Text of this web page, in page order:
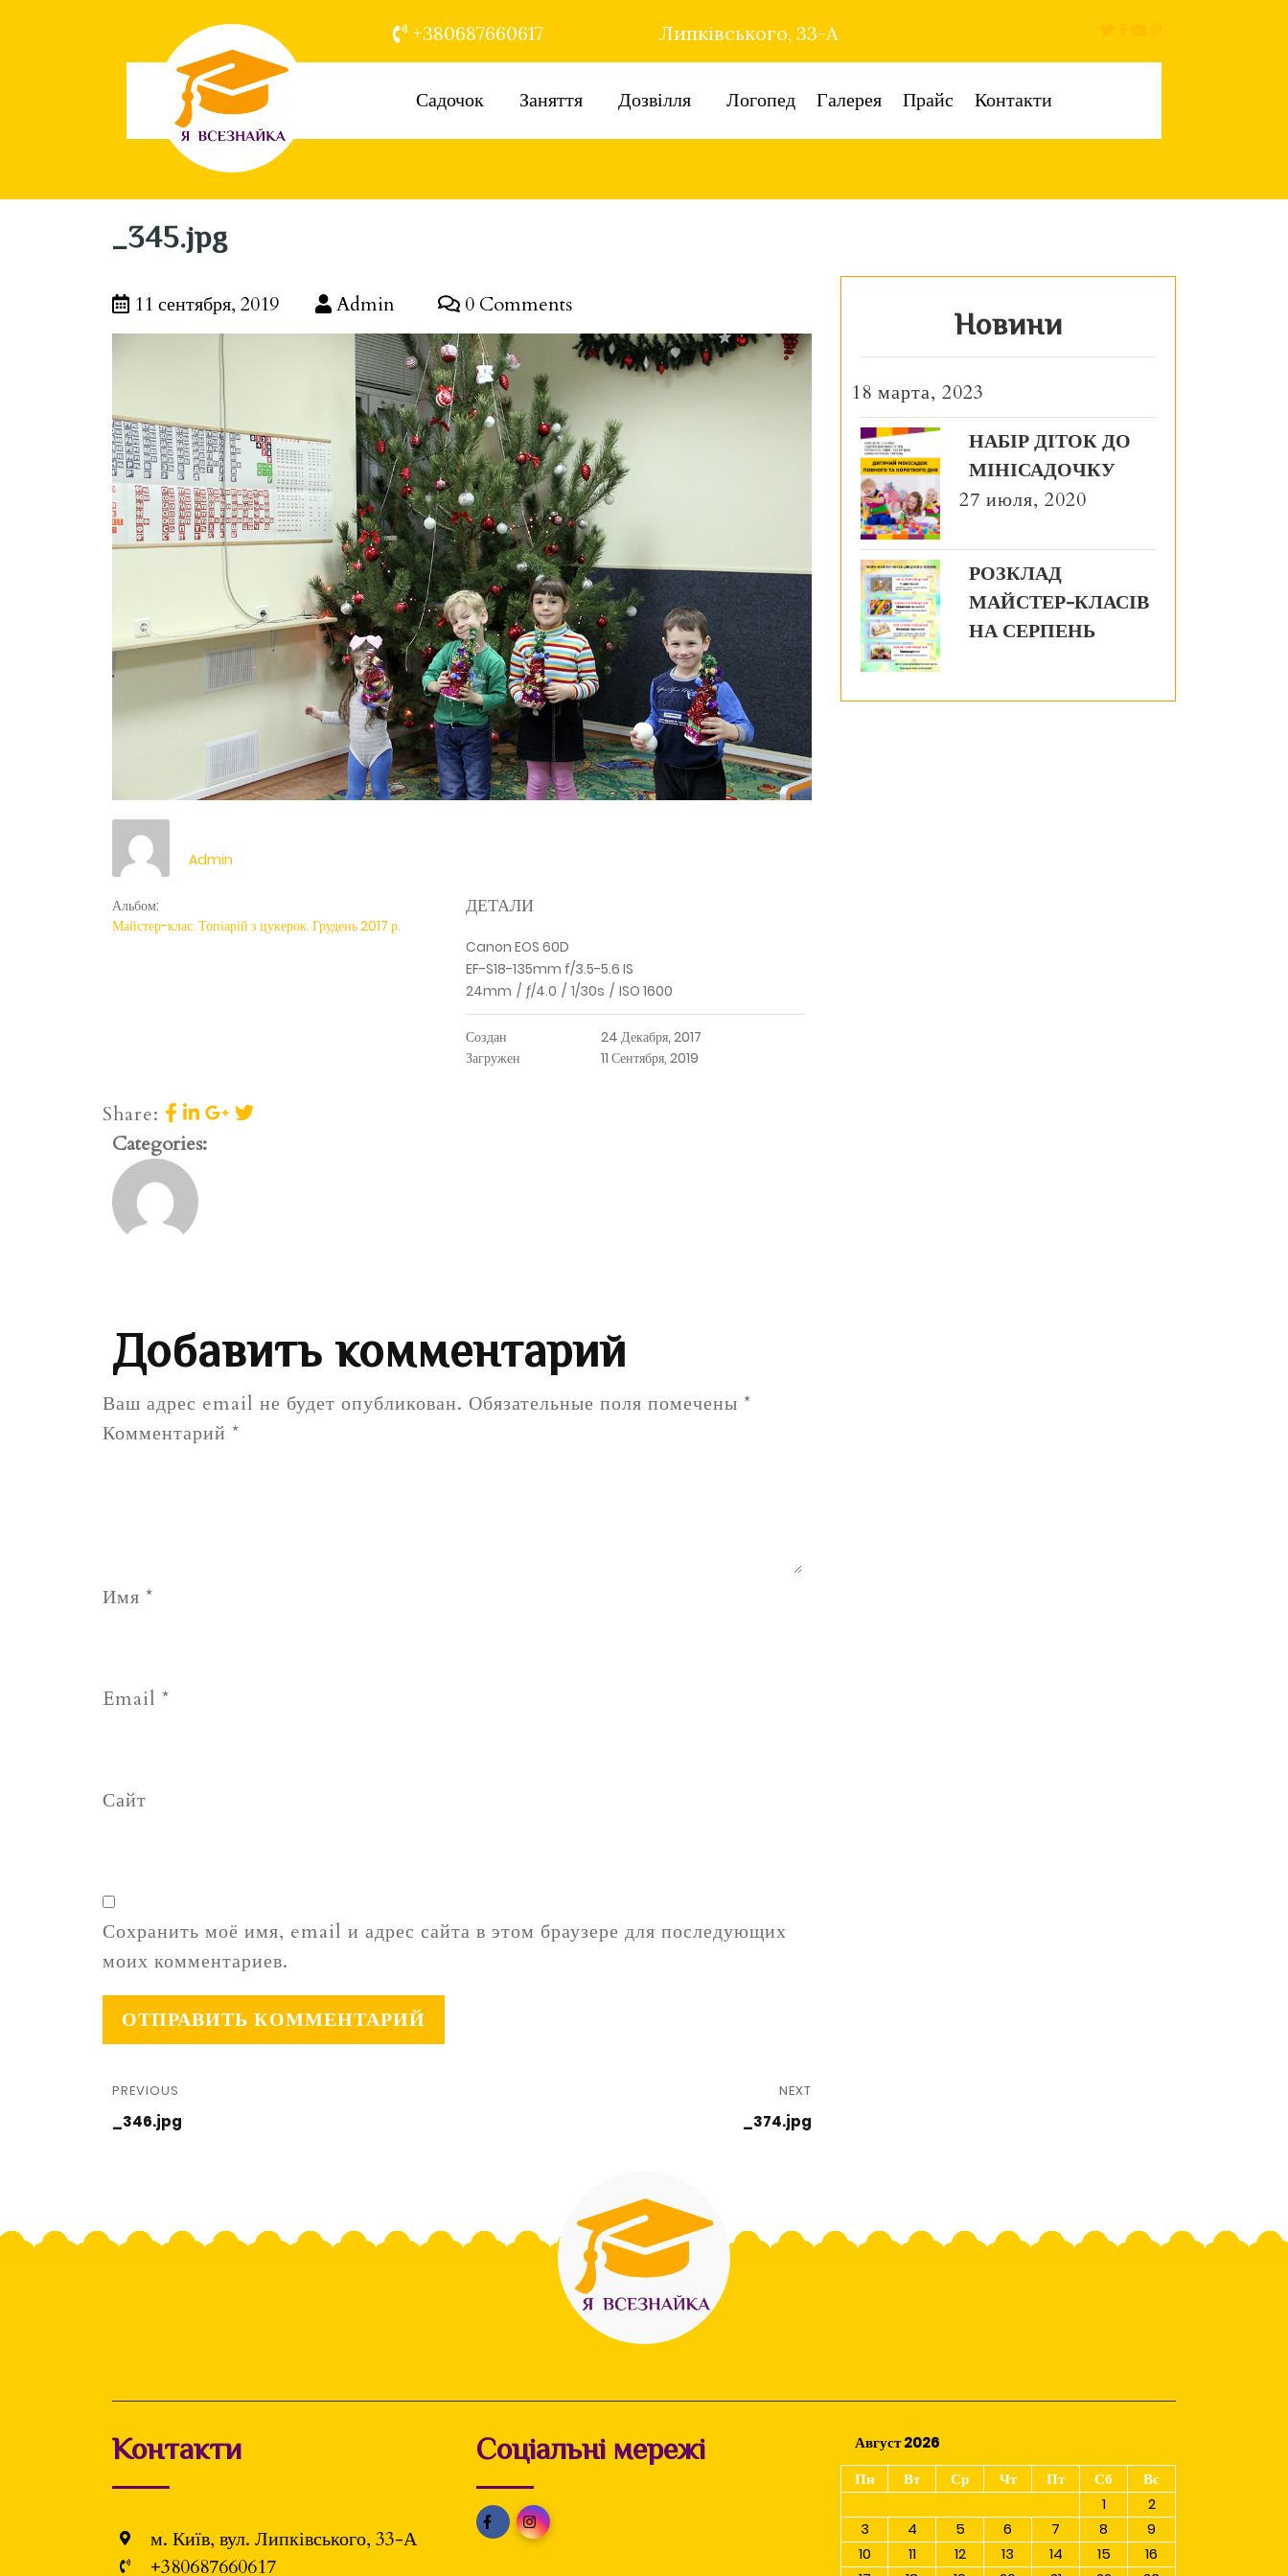
+380687660617 Липківського, 33-А
Садочок Заняття Дозвілля Логопед Галерея Прайс Контакти
_345.jpg
11 сентября, 2019 Admin 0 Comments
Admin
Альбом:
Майстер-клас. Топіарій з цукерок. Грудень 2017 р.
ДЕТАЛИ
Canon EOS 60D
EF-S18-135mm f/3.5-5.6 IS
24mm / ƒ/4.0 / 1/30s / ISO 1600
Создан
24 Декабря, 2017
Загружен
11 Сентября, 2019
Share:
Categories:
Добавить комментарий
Ваш адрес email не будет опубликован. Обязательные поля помечены *
Комментарий *
Имя *
Email *
Сайт
Сохранить моё имя, email и адрес сайта в этом браузере для последующих
моих комментариев.
PREVIOUS
_346.jpg
NEXT
_374.jpg
Новини
18 марта, 2023
НАБІР ДІТОК ДО
МІНІСАДОЧКУ
27 июля, 2020
РОЗКЛАД
МАЙСТЕР-КЛАСІВ
НА СЕРПЕНЬ
Контакти
м. Київ, вул. Липківського, 33-А
+380687660617
Соціальні мережі
Август 2026
Пн
Вт Ср Чт Пт Сб
Вс
1
2
3
4 5 6 7 8
9
10
11 12 13 14 15
16